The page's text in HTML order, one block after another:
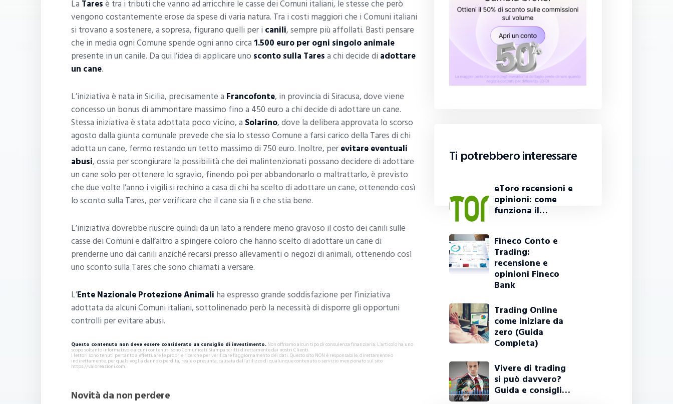
La Taresè tra i tributi che vanno ad arricchire le casse dei Comuni italiani, le stesse che però
vengono costantemente erose da spese di varia natura. Tra i costi maggiori che i Comuni italiani
si trovano a sostenere, a sopresa, figurano quelli per i canili, sempre più affollati. Basti pensare
che in media ogni Comune spende ogni anno circa 1.500 euro per ogni singolo animale
presente in un canile. Da qui l’idea di applicare uno sconto sulla Taresa chi decide di adottare
un cane.
L’iniziativa è nata in Sicilia, precisamente a Francofonte, in provincia di Siracusa, dove viene
concesso un bonus di ammontare massimo fino a 450 euro a chi decide di adottare un cane.
Stessa iniziativa è stata adottata poco vicino, a Solarino, dove la delibera approvata lo scorso
agosto dalla giunta comunale prevede che sia lo stesso Comune a farsi carico della Tares di chi
adotta un cane, fermo restando un tetto massimo di 750 euro. Inoltre, perevitare eventuali
abusi, ossia per scongiurare la possibilità che dei malintenzionati possano decidere di adottare
un cane solo per ottenere lo sgravio, finendo poi per abbandonarlo o maltrattarlo, è previsto
che due volte l’anno i vigili si rechino a casa di chi ha scelto di adottare un cane, ottenendo così
lo sconto sulla Tares, per verificare che il cane sia lì e che stia bene.
L’iniziativa dovrebbe riuscire quindi da un lato a rendere meno gravoso il costo dei canili sulle
casse dei Comuni e dall’altro a spingere coloro che hanno scelto di adottare un cane di
prenderne uno dai canili anziché recarsi presso allevamenti o negozi di animali, ottenendo così
uno sconto sulla Tares che sono chiamati a versare.
L’Ente Nazionale Protezione Animali ha espresso grande soddisfazione per l’iniziativa
adottata da alcuni Comuni italiani, sottolinenado però la necessità di disporre gli opportuni
controlli per evitare abusi.
Questo contenuto non deve essere considerato un consiglio di investimento.Non offriamo alcun tipo di consulenza finanziaria. L’articolo ha uno
scopo soltanto informativo e alcuni contenuti sono Comunicati Stampa scritti direttamente dai nostri Clienti.
I lettori sono tenuti pertanto a effettuare le proprie ricerche per verificare l’aggiornamento dei dati. Questo sito NON è responsabile, direttamente o
indirettamente, per qualsivoglia danno o perdita, reale o presunta, causata dall'utilizzo di qualunque contenuto o servizio menzionato sul sito
https://valoreazioni.com.
Novità da non perdere
Ti potrebbero interessare
eToro recensioni e
opinioni: come
funziona il…
Fineco Conto e
Trading:
recensione e
opinioni Fineco
Bank
Trading Online
come iniziare da
zero (Guida
Completa)
Vivere di trading
si può davvero?
Guida e consigli…